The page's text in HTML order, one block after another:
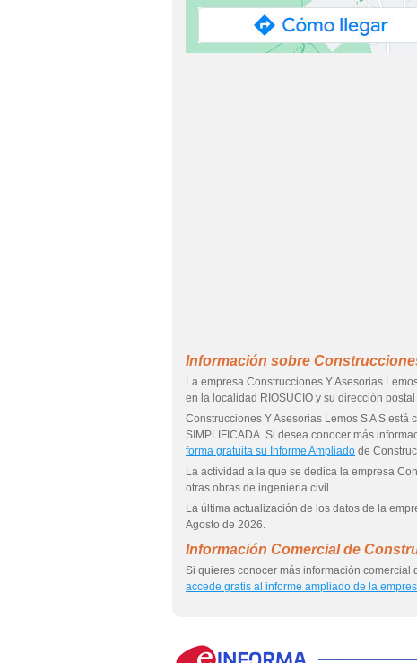
Información sobre
La empresa Construcciones Y Asesorias
en la localidad RIOSUCIO y su dirección
Construcciones Y Asesorias Lemos S A S está
SIMPLIFICADA. Si desea conocer más
forma gratuita su Informe Ampliado de
La actividad a la que se dedica la empresa
otras obras de ingenieria civil.
La última actualización de los datos de la
Agosto de 2026.
Información Comercial de
Si quieres conocer más información comercial
accede gratis al informe ampliado de la